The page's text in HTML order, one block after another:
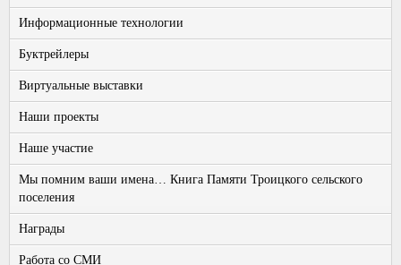
Информационные технологии
Буктрейлеры
Виртуальные выставки
Наши проекты
Наше участие
Мы помним ваши имена… Книга Памяти Троицкого сельского
поселения
Награды
Работа со СМИ